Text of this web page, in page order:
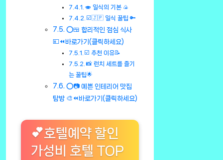
🍣 일식의 기본 🍙
☑️🇯🇵 일식 꿀팁 🔑
⭕🍱 합리적인 점심 식사
💴⏪바로가기(클릭하세요)
☑️ 추천 이유📝
📸 런치 세트를 즐기
는 꿀팁🌟
⭕📷 예쁜 인테리어 맛집
탐방 🎨⏪바로가기(클릭하세요)
💕호텔예약 할인
가성비 호텔 TOP